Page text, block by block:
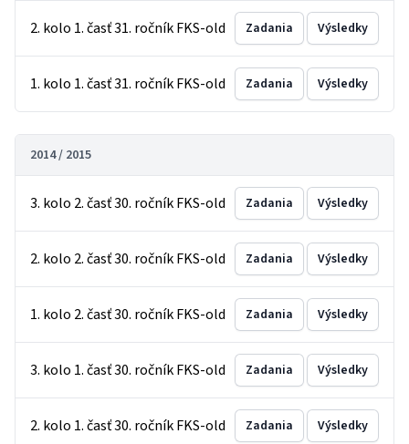
2. kolo 1. časť 31. ročník FKS-old Zadania Výsledky
1. kolo 1. časť 31. ročník FKS-old Zadania Výsledky
2014 / 2015
3. kolo 2. časť 30. ročník FKS-old Zadania Výsledky
2. kolo 2. časť 30. ročník FKS-old Zadania Výsledky
1. kolo 2. časť 30. ročník FKS-old Zadania Výsledky
3. kolo 1. časť 30. ročník FKS-old Zadania Výsledky
2. kolo 1. časť 30. ročník FKS-old Zadania Výsledky